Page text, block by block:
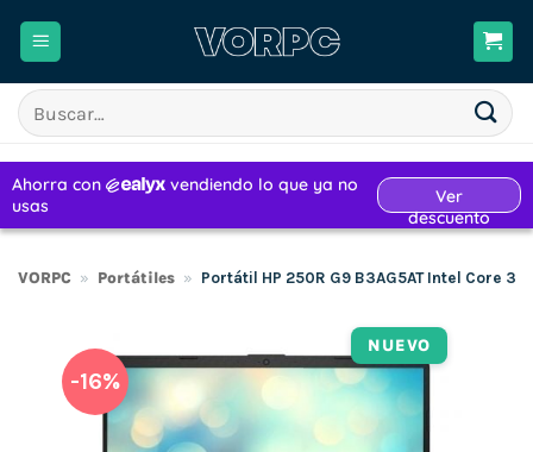
Buscar
por:
VORPC » Portátiles » Portátil HP 250R G9 B3AG5AT Intel Core
NUEVO
-16%